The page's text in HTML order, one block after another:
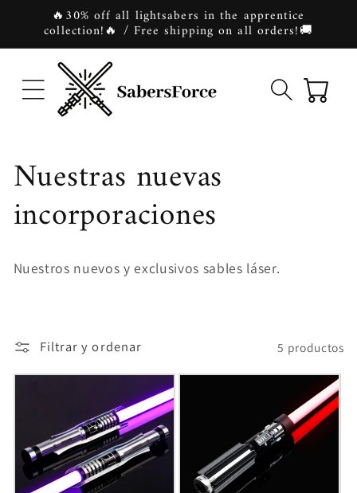
directamente
al contenido
🔥30% off all lightsabers in the apprentice
collection!🔥 / Free shipping on all orders!🚚
Carrito
C
o
l
e
c
c
ó
Nuestras nuevas
incorporaciones
Nuestros nuevos y exclusivos sables láser.
Filtrar y ordenar 5 productos